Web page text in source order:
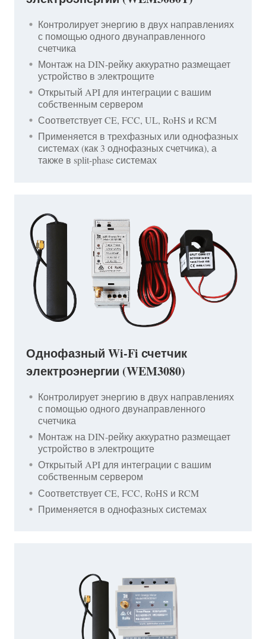
Контролирует энергию в двух направлениях
с помощью одного двунаправленного
счетчика
Монтаж на DIN-рейку аккуратно размещает
устройство в электрощите
Открытый API для интеграции с вашим
собственным сервером
Соответствует CE, FCC, UL, RoHS и RCM
Применяется в трехфазных или однофазных
системах (как 3 однофазных счетчика), а
также в split-phase системах
Однофазный Wi-Fi счетчик
электроэнергии (WEM3080)
Контролирует энергию в двух направлениях
с помощью одного двунаправленного
счетчика
Монтаж на DIN-рейку аккуратно размещает
устройство в электрощите
Открытый API для интеграции с вашим
собственным сервером
Соответствует CE, FCC, RoHS и RCM
Применяется в однофазных системах